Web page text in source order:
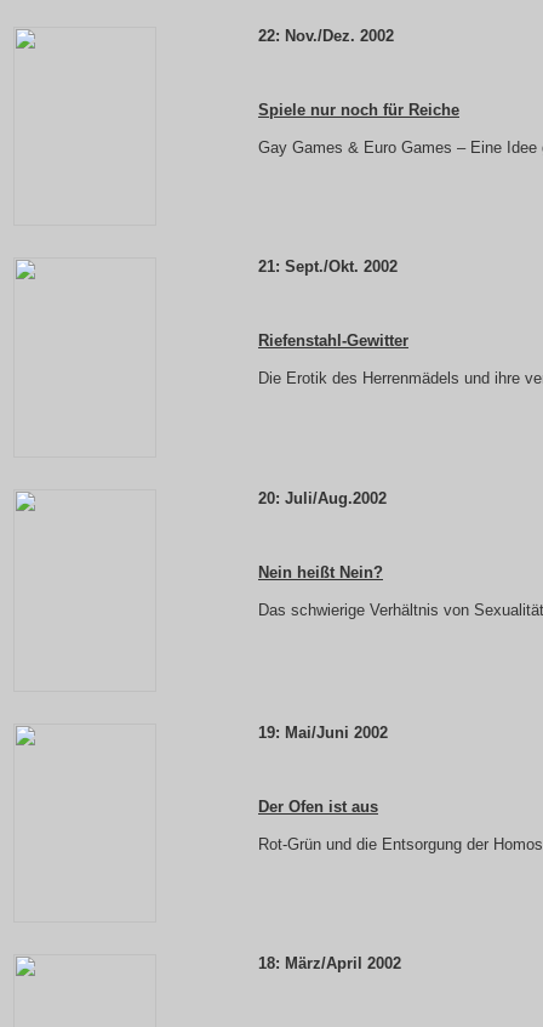
22: Nov./Dez. 2002
Spiele nur noch für Reiche
Gay Games & Euro Games – Eine Idee
21: Sept./Okt. 2002
Riefenstahl-Gewitter
Die Erotik des Herrenmädels und ihre
20: Juli/Aug.2002
Nein heißt Nein?
Das schwierige Verhältnis von
19: Mai/Juni 2002
Der Ofen ist aus
Rot-Grün und die Entsorgung der
18: März/April 2002